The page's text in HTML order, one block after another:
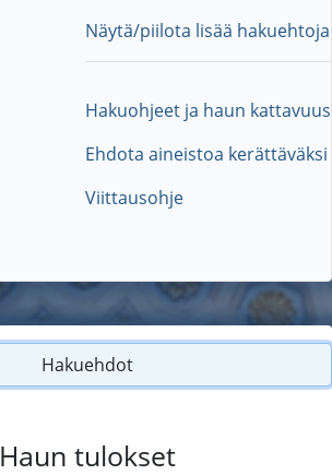
Näytä/piilota lisää hakuehtoja
Hakuohjeet ja haun kattavuus
Ehdota aineistoa kerättäväksi
Viittausohje
Hakuehdot
Haun tulokset